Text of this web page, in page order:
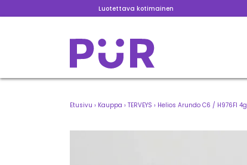
Luotettava kotimainen
Etusivu › Kauppa › TERVEYS › Helios Arundo C6 / H976FI 4g